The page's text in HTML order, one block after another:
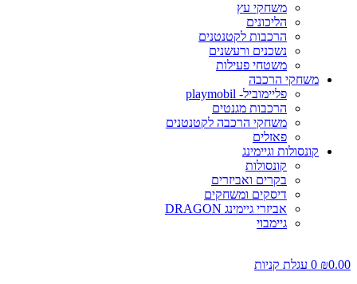
משחקי עץ
הליכונים
הרכבות לקטנטנים
נשכנים ורעשנים
משטחי פעילות
משחקי הרכבה
פליימוביל- playmobil
הרכבות מגנטים
משחקי הרכבה לקטנטנים
פאזלים
קונסולות וגיימינג
קונסולות
בקרים ואביזרים
דיסקים ומשחקים
אביזרי גיימינג DRAGON
גיימבוי
₪
0 עגלת קניות